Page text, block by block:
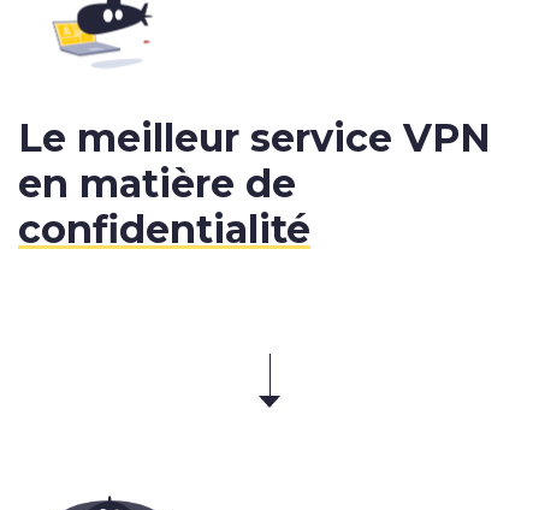
Le meilleur service VPN
en matière de
confidentialité